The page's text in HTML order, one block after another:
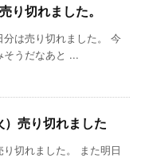
り切れました。
は売り切れました。 今
そうだなあと ...
売り切れました
切れました。 また明日